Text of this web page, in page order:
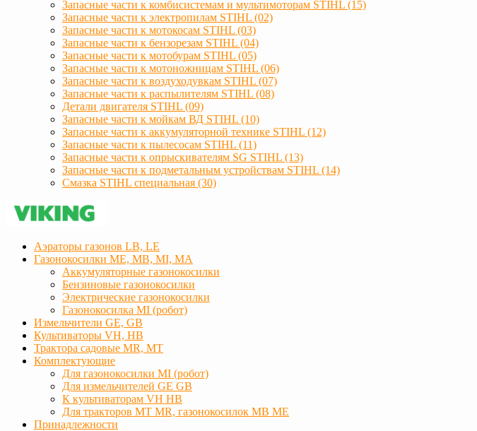
Запасные части к комбисистемам и мультимоторам STIHL (15)
Запасные части к электропилам STIHL (02)
Запасные части к мотокосам STIHL (03)
Запасные части к бензорезам STIHL (04)
Запасные части к мотобурам STIHL (05)
Запасные части к мотоножницам STIHL (06)
Запасные части к воздуходувкам STIHL (07)
Запасные части к распылителям STIHL (08)
Детали двигателя STIHL (09)
Запасные части к мойкам ВД STIHL (10)
Запасные части к аккумуляторной технике STIHL (12)
Запасные части к пылесосам STIHL (11)
Запасные части к опрыскивателям SG STIHL (13)
Запасные части к подметальным устройствам STIHL (14)
Смазка STIHL специальная (30)
Аэраторы газонов LB, LE
Газонокосилки ME, MB, MI, MA
Аккумуляторные газонокосилки
Бензиновые газонокосилки
Электрические газонокосилки
Газонокосилка MI (робот)
Измельчители GE, GB
Культиваторы VH, HB
Трактора садовые MR, MT
Комплектующие
Для газонокосилки MI (робот)
Для измельчителей GE GB
К культиваторам VH HB
Для тракторов МТ MR, газонокосилок MB ME
Принадлежности